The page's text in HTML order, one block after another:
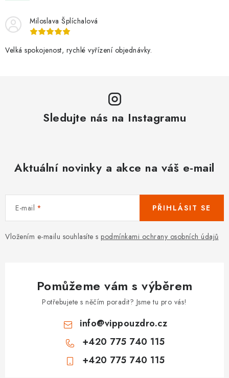
Miloslava Šplíchalová
Velká spokojenost, rychlé vyřízení objednávky.
Sledujte nás na Instagramu
Aktuální novinky a akce na váš e-mail
E-mail
Vložením e-mailu souhlasíte s podmínkami ochrany osobních údajů
PŘIHLÁSIT SE
Pomůžeme vám s výběrem
Potřebujete s něčím poradit? Jsme tu pro vás!
info@vippouzdro.cz
+420 775 740 115
+420 775 740 115